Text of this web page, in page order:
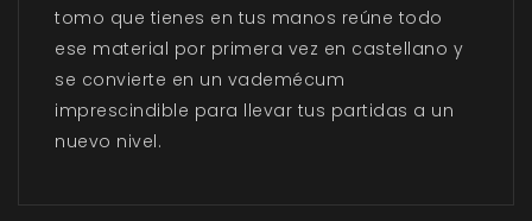
tomo que tienes en tus manos reúne todo
ese material por primera vez en castellano y
se convierte en un vademécum
imprescindible para llevar tus partidas a un
nuevo nivel.